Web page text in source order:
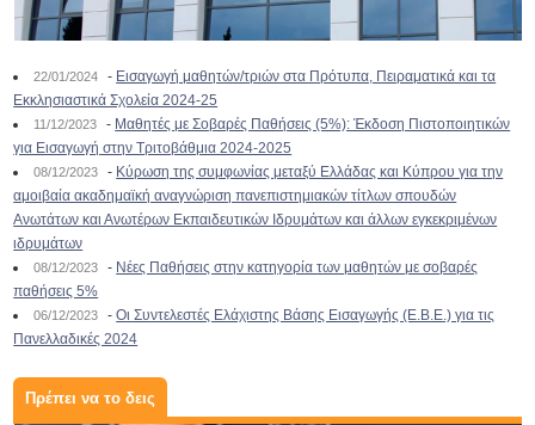
22/01/2024 - Εισαγωγή μαθητών/τριών στα Πρότυπα, Πειραματικά και τα
Εκκλησιαστικά Σχολεία 2024-25
11/12/2023 - Μαθητές με Σοβαρές Παθήσεις (5%): Έκδοση Πιστοποιητικών
για Εισαγωγή στην Τριτοβάθμια 2024-2025
08/12/2023 - Κύρωση της συμφωνίας μεταξύ Ελλάδας και Κύπρου για την
αμοιβαία ακαδημαϊκή αναγνώριση πανεπιστημιακών τίτλων σπουδών
Ανωτάτων και Ανωτέρων Εκπαιδευτικών Ιδρυμάτων και άλλων εγκεκριμένων
ιδρυμάτων
08/12/2023 - Νέες Παθήσεις στην κατηγορία των μαθητών με σοβαρές
παθήσεις 5%
06/12/2023 -Οι Συντελεστές Ελάχιστης Βάσης Εισαγωγής (Ε.Β.Ε.) για τις
Πανελλαδικές 2024
Πρέπει να το δεις